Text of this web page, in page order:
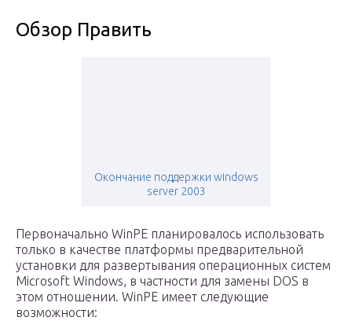
Обзор Править
Окончание поддержки windows
server 2003
Первоначально WinPE планировалось использовать
только в качестве платформы предварительной
установки для развертывания операционных систем
Microsoft Windows, в частности для замены DOS в
этом отношении. WinPE имеет следующие
возможности: